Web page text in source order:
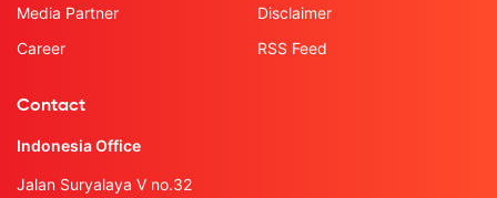
Media Partner
Career
Disclaimer
RSS Feed
Contact
Indonesia Office
Jalan Suryalaya V no.32